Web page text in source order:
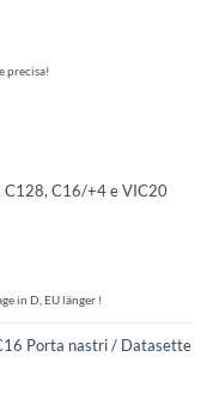
precisa!
C128, C16/+4 e VIC20
in D, EU länger !
Porta nastri / Datasette